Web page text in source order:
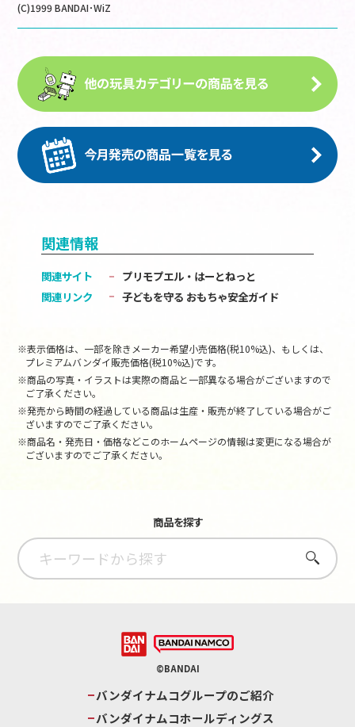
(C)1999 BANDAI･WiZ
関連情報
関連サイト
プリモプエル・はーとねっと
関連リンク
子どもを守る おもちゃ安全ガイド
※表示価格は、一部を除きメーカー希望小売価格(税10%込)、もしくは、
プレミアムバンダイ販売価格(税10%込)です。
※商品の写真・イラストは実際の商品と一部異なる場合がございますので
ご了承ください。
※発売から時間の経過している商品は生産・販売が終了している場合がご
ざいますのでご了承ください。
※商品名・発売日・価格などこのホームページの情報は変更になる場合が
ございますのでご了承ください。
商品を探す
さがす
©BANDAI
バンダイナムコグループのご紹介
バンダイナムコホールディングス